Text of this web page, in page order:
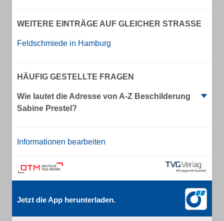
WEITERE EINTRÄGE AUF GLEICHER STRASSE
Feldschmiede in Hamburg
HÄUFIG GESTELLTE FRAGEN
Wie lautet die Adresse von A-Z Beschilderung
Sabine Prestel?
Informationen bearbeiten
Jetzt die App herunterladen.